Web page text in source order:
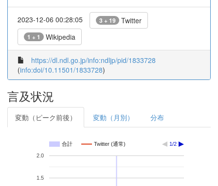
2023-12-06 00:28:05 3 + 19 Twitter
1 + 1 Wikipedia
https://dl.ndl.go.jp/info:ndljp/pid/1833728
(info:doi/10.11501/1833728)
言及状況
変動（ピーク前後） 変動（月別） 分布
合計 Twitter (通常) 1/2
1.5
2.0